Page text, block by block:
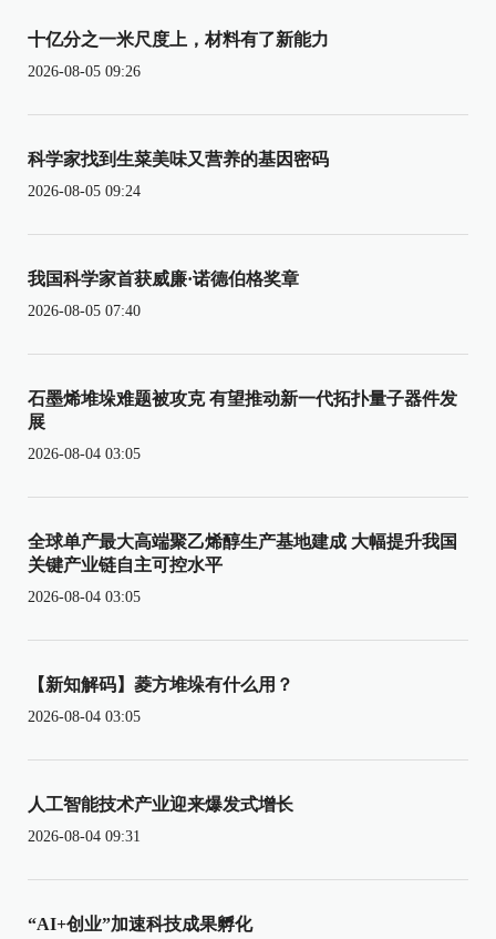
十亿分之一米尺度上，材料有了新能力
2026-08-05 09:26
科学家找到生菜美味又营养的基因密码
2026-08-05 09:24
我国科学家首获威廉·诺德伯格奖章
2026-08-05 07:40
石墨烯堆垛难题被攻克 有望推动新一代拓扑量子器件发
展
2026-08-04 03:05
全球单产最大高端聚乙烯醇生产基地建成 大幅提升我国
关键产业链自主可控水平
2026-08-04 03:05
【新知解码】菱方堆垛有什么用？
2026-08-04 03:05
人工智能技术产业迎来爆发式增长
2026-08-04 09:31
“AI+创业”加速科技成果孵化